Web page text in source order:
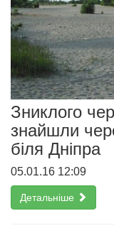
Зниклого
знайшли
біля Дніпра
05.01.16 12:09
Детальніше